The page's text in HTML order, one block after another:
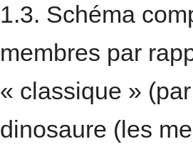
1.3. Schéma
membres par
« classique »
dinosaure (les